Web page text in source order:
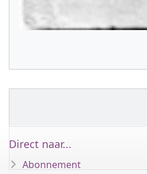
Direct naar...
Abonnement